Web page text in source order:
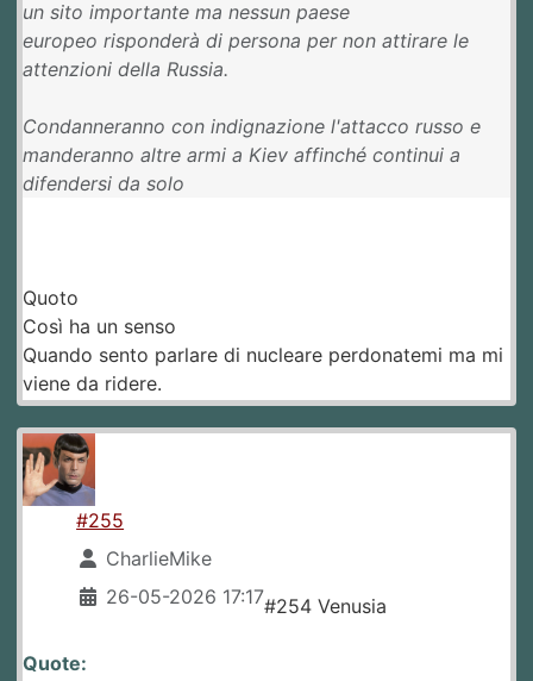
un sito importante ma nessun paese
europeo risponderà di persona per non attirare le
attenzioni della Russia.
Condanneranno con indignazione l'attacco russo e
manderanno altre armi a Kiev affinché continui a
difendersi da solo
Quoto
Così ha un senso
Quando sento parlare di nucleare perdonatemi ma mi
viene da ridere.
#255
CharlieMike
26-05-2026 17:17#254 Venusia
Quote: